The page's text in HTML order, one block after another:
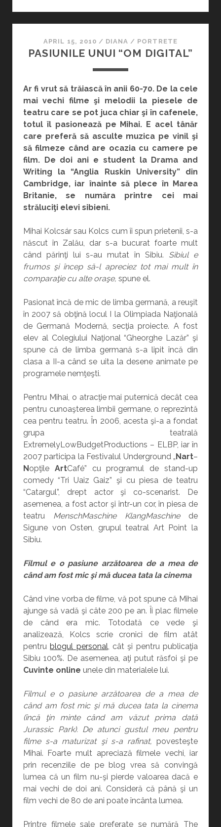
APRIL 15, 2010 / DIANA / PORTRETE
PASIUNILE UNUI “OM DIGITAL”
Ar fi vrut să trăiască în anii 60-70. De la cele
mai vechi filme şi melodii la piesele de
teatru care se pot juca chiar şi în cafenele,
totul îl pasionează pe Mihai. E acel tânăr
care preferă să asculte muzica pe vinil şi
să filmeze când are ocazia cu camere pe
film. De doi ani e student la Drama and
Writing la “Anglia Ruskin University” din
Cambridge, iar înainte să plece în Marea
Britanie, se număra printre cei mai
străluciţi elevi sibieni.
Mihai Kolcsár sau Kolcs cum îi spun prietenii, s-a
născut în Zalău, dar s-a bucurat foarte mult
când părinţi lui s-au mutat în Sibiu. Sibiul e
frumos şi încep să-l apreciez tot mai mult în
comparaţie cu alte oraşe, spune el.
Pasionat încă de mic de limba germană, a reuşit
în 2007 să obţină locul I la Olimpiada Naţională
de Germană Modernă, secţia proiecte. A fost
elev al Colegiului Naţional “Gheorghe Lazăr” şi
spune că de limba germană s-a lipit încă din
clasa a II-a când se uita la desene animate pe
programele nemţeşti.
Pentru Mihai, o atracţie mai puternică decât cea
pentru cunoaşterea limbii germane, o reprezintă
cea pentru teatru. În 2006, acesta şi-a a fondat
grupa teatrală
ExtremelyLowBudgetProductions – ELBP, iar în
2007 participa la Festivalul Underground „Nart–
Nopţile ArtCafé” cu programul de stand-up
comedy “Tri Uaiz Gaiz” şi cu piesa de teatru
“Catargul”, drept actor şi co-scenarist. De
asemenea, a fost actor şi într-un cor, în piesa de
teatru MenschMaschine KlangMaschine de
Sigune von Osten, grupul teatral Art Point la
Sibiu.
Filmul e o pasiune arzătoarea de a mea de
când am fost mic şi mă ducea tata la cinema
Când vine vorba de filme, vă pot spune că Mihai
ajunge să vadă şi câte 200 pe an. Îi plac filmele
de când era mic. Totodată ce vede şi
analizează, Kolcs scrie cronici de film atât
pentrublogul personal, cât şi pentru publicaţia
Sibiu 100%. De asemenea, aţi putut răsfoi şi pe
Cuvinte online unele din materialele lui.
Filmul e o pasiune arzătoarea de a mea de
când am fost mic şi mă ducea tata la cinema
(încă ţin minte când am văzut prima dată
Jurassic Park). De atunci gustul meu pentru
filme s-a maturizat şi s-a rafinat,povesteşte
Mihai. Foarte mult apreciază filmele vechi, iar
prin recenziile de pe blog vrea să convingă
lumea că un film nu-şi pierde valoarea dacă e
mai vechi de doi ani. Consideră că până şi un
film vechi de 80 de ani poate încânta lumea.
Printre filmele sale preferate se numără The